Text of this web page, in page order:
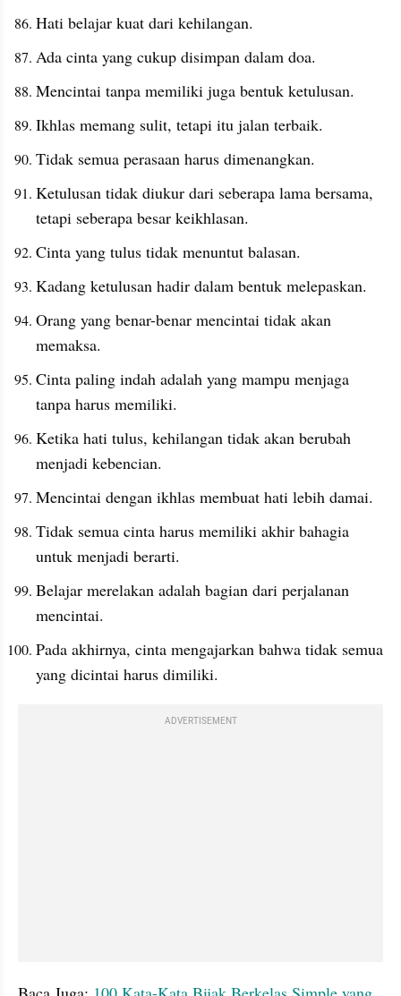
Hati belajar kuat dari kehilangan.
Ada cinta yang cukup disimpan dalam doa.
Mencintai tanpa memiliki juga bentuk ketulusan.
Ikhlas memang sulit, tetapi itu jalan terbaik.
Tidak semua perasaan harus dimenangkan.
Ketulusan tidak diukur dari seberapa lama bersama,
tetapi seberapa besar keikhlasan.
Cinta yang tulus tidak menuntut balasan.
Kadang ketulusan hadir dalam bentuk melepaskan.
Orang yang benar-benar mencintai tidak akan
memaksa.
Cinta paling indah adalah yang mampu menjaga
tanpa harus memiliki.
Ketika hati tulus, kehilangan tidak akan berubah
menjadi kebencian.
Mencintai dengan ikhlas membuat hati lebih damai.
Tidak semua cinta harus memiliki akhir bahagia
untuk menjadi berarti.
Belajar merelakan adalah bagian dari perjalanan
mencintai.
Pada akhirnya, cinta mengajarkan bahwa tidak semua
yang dicintai harus dimiliki.
ADVERTISEMENT